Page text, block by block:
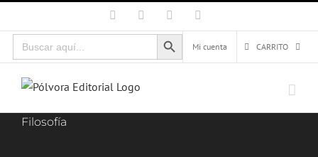
al
contenido
Facebook Instagram
Buscar:
Botón de búsqueda
Mi cuenta
CARRITO
Filosofía